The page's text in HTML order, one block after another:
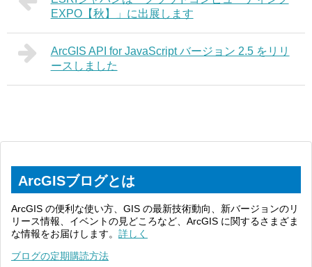
EXPO【秋】」に出展します
ArcGIS API for JavaScript バージョン 2.5 をリリ
ースしました
ArcGISブログとは
ArcGIS の便利な使い方、GIS の最新技術動向、新バージョンのリ
リース情報、イベントの見どころなど、ArcGIS に関するさまざま
な情報をお届けします。 詳しく
ブログの定期購読方法